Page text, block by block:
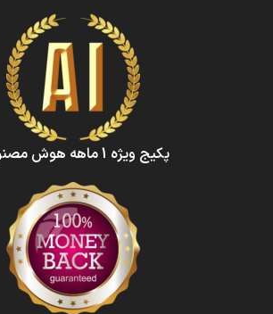
پکیج ویژه 1 ماهه هوش‌ مصنوعی‌